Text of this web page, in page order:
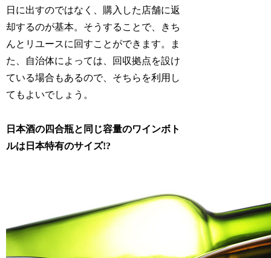
日に出すのではなく、購入した店舗に返
却するのが基本。そうすることで、きち
んとリユースに回すことができます。ま
た、自治体によっては、回収拠点を設け
ている場合もあるので、そちらを利用し
てもよいでしょう。
日本酒の四合瓶と同じ容量のワインボト
ルは日本特有のサイズ!?